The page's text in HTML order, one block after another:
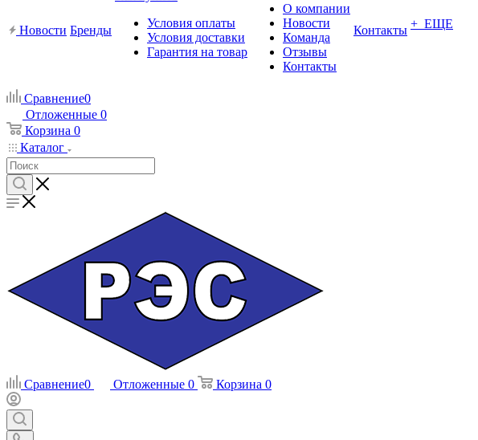
Новости Бренды
Условия оплаты
Условия доставки
Гарантия на товар
О компании
Новости
Команда
Отзывы
Контакты
Контакты + ЕЩЕ
Сравнение0
Отложенные 0
Корзина 0
Каталог
Сравнение0 Отложенные 0 Корзина 0